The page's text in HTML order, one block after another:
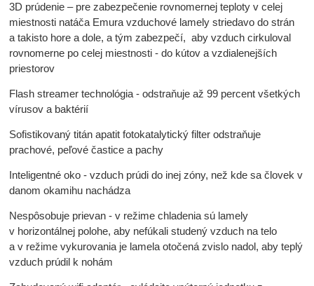
3D prúdenie – pre zabezpečenie rovnomernej teploty v celej
miestnosti natáča Emura vzduchové lamely striedavo do strán
a takisto hore a dole, a tým zabezpečí, aby vzduch cirkuloval
rovnomerne po celej miestnosti - do kútov a vzdialenejších
priestorov
Flash streamer technológia - odstraňuje až 99 percent všetkých
vírusov a baktérií
Sofistikovaný titán apatit fotokatalytický filter odstraňuje
prachové, peľové častice a pachy
Inteligentné oko - vzduch prúdi do inej zóny, než kde sa človek v
danom okamihu nachádza
Nespôsobuje prievan - v režime chladenia sú lamely
v horizontálnej polohe, aby nefúkali studený vzduch na telo
a v režime vykurovania je lamela otočená zvislo nadol, aby teplý
vzduch prúdil k nohám